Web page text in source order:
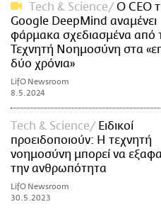
Τech & Science
Ο CEO
Google DeepMind αναμένει
φάρμακα σχεδιασμένα από
Τεχνητή Νοημοσύνη στα
δύο χρόνια»
LifO Newsroom
8.5.2024
Τech & Science
Ειδικοί
προειδοποιούν: Η τεχνητή
νοημοσύνη μπορεί να
την ανθρωπότητα
LifO Newsroom
30.5.2023